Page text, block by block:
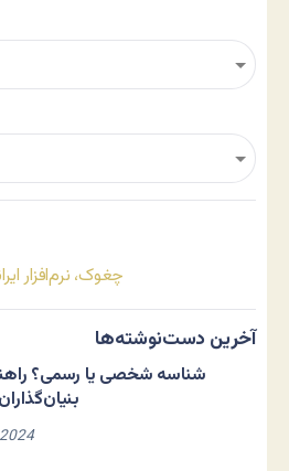
چغوک، نرم‌افزار
آخرین دست‌نوشته‌ها
شناسه شخصی یا رسمی؟